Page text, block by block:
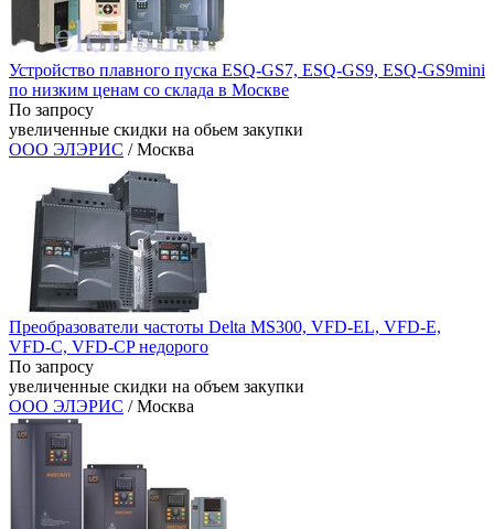
Устройство плавного пуска ESQ-GS7, ESQ-GS9, ESQ-GS9mini
по низким ценам со склада в Москве
По запросу
увеличенные скидки на обьем закупки
ООО ЭЛЭРИС / Москва
Преобразователи частоты Delta MS300, VFD-EL, VFD-E,
VFD-C, VFD-CP недорого
По запросу
увеличенные скидки на объем закупки
ООО ЭЛЭРИС / Москва